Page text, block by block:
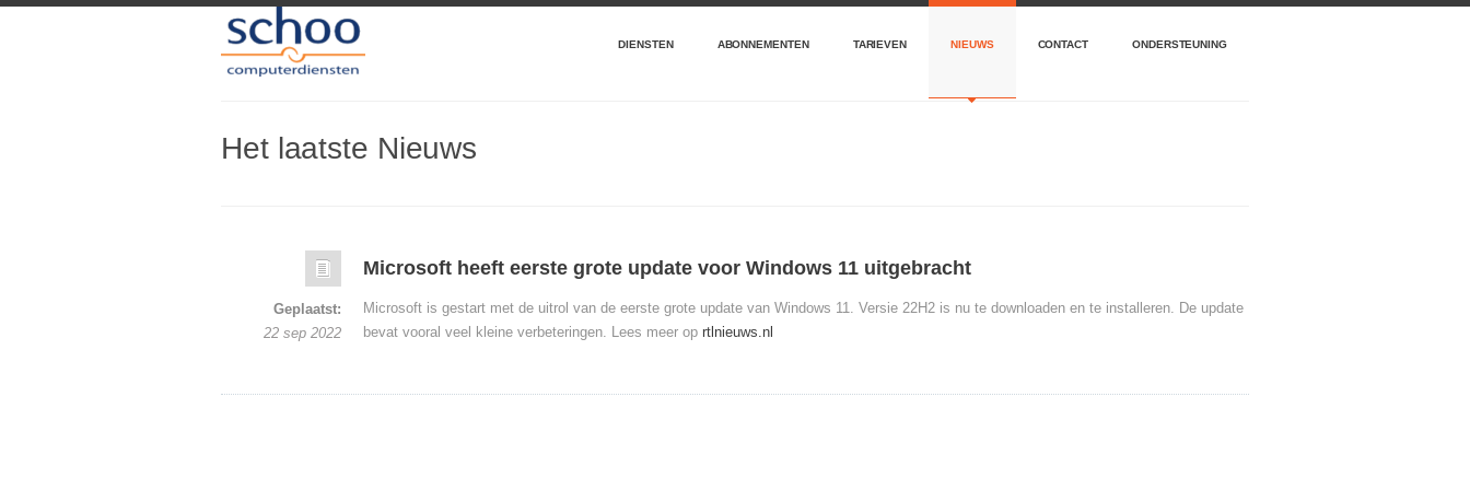
DIENSTEN ABONNEMENTEN TARIEVEN NIEUWS CONTACT ONDERSTEUNING
Het laatste Nieuws
Microsoft heeft eerste grote update voor Windows 11 uitgebracht
Microsoft is gestart met de uitrol van de eerste grote update van Windows 11. Versie 22H2 is nu te downloaden en te installeren. De update
bevat vooral veel kleine verbeteringen. Lees meer op rtlnieuws.nl
Geplaatst:
22 sep 2022